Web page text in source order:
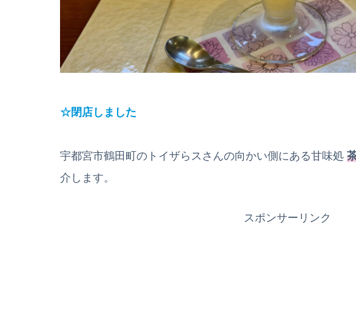
☆閉店しました
宇都宮市鶴田町のトイザらスさんの向かい側にある甘味処
介します。
スポンサーリンク